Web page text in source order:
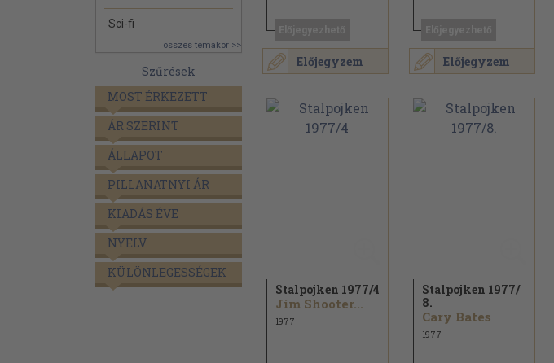
Sci-fi
összes témakör >>
Szűrések
MOST ÉRKEZETT
ÁR SZERINT
ÁLLAPOT
PILLANATNYI ÁR
KIADÁS ÉVE
NYELV
KÜLÖNLEGESSÉGEK
Előjegyzem Előjegyzem
Stalpojken 1977/4
Jim Shooter...
1977
Stalpojken 1977/
8.
Cary Bates
1977